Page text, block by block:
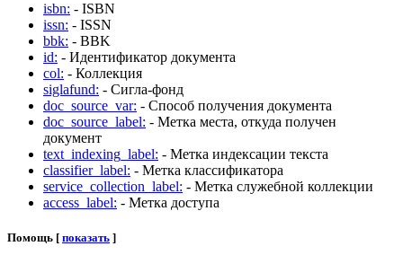
isbn: - ISBN
issn: - ISSN
bbk: - BBK
id: - Идентификатор документа
col: - Коллекция
siglafund: - Сигла-фонд
doc_source_var: - Способ получения документа
doc_source_label: - Метка места, откуда получен
документ
text_indexing_label: - Метка индексации текста
classifier_label: - Метка классификатора
service_collection_label: - Метка служебной коллекции
access_label: - Метка доступа
Помощь [ показать ]